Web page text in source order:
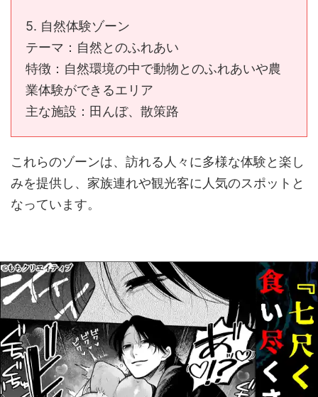
5. 自然体験ゾーン
テーマ：自然とのふれあい
特徴：自然環境の中で動物とのふれあいや農
業体験ができるエリア
主な施設：田んぼ、散策路
これらのゾーンは、訪れる人々に多様な体験と楽し
みを提供し、家族連れや観光客に人気のスポットと
なっています。